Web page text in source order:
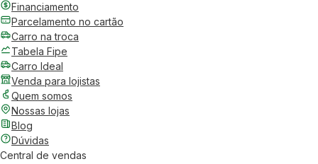
Financiamento
Parcelamento no cartão
Carro na troca
Tabela Fipe
Carro Ideal
Venda para lojistas
Quem somos
Nossas lojas
Blog
Dúvidas
Central de vendas